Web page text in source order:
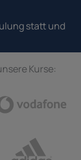
statt und
Kurse: